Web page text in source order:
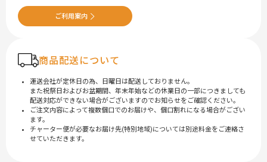
ご利用案内
商品配送について
運送会社が定休日の為、日曜日は配送しておりません。
また祝祭日およびお盆期間、年末年始などの休業日の一部につきましても
配送対応ができない場合がございますのでお知らせをご確認ください。
ご注文内容によって複数個口でのお届けや、個口割れになる場合がござい
ます。
チャーター便が必要なお届け先(特別地域)については別途料金をご連絡さ
せていただきます。